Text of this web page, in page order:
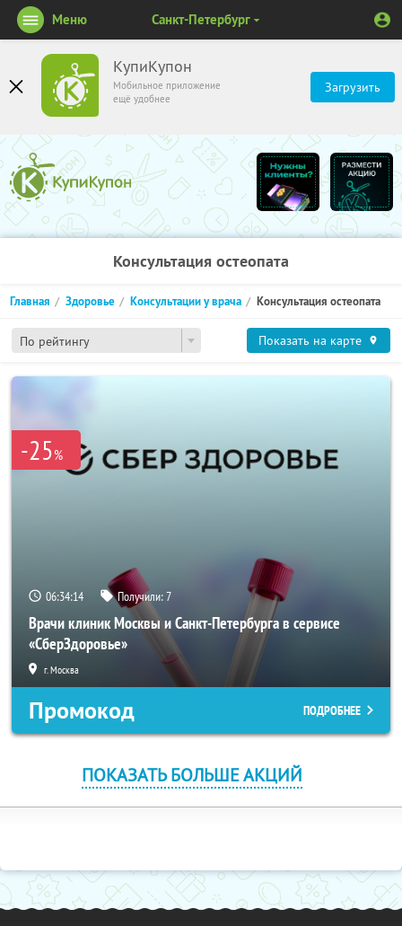
КупиКупон
Мобильное приложение
ещё удобнее
Загрузить
Меню Санкт-Петербург
Консультация остеопата
По рейтингу
Главная Здоровье Консультации у врача Консультация остеопата
Показать на карте
-25%
06:34:14 Получили:7
Врачи клиник Москвы и Санкт-Петербурга в сервисе
«СберЗдоровье»
г. Москва
Промокод ПОДРОБНЕЕ
ПОКАЗАТЬ БОЛЬШЕ АКЦИЙ